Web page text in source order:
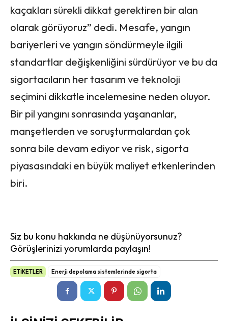
kaçakları sürekli dikkat gerektiren bir alan
olarak görüyoruz” dedi. Mesafe, yangın
bariyerleri ve yangın söndürmeyle ilgili
standartlar değişkenliğini sürdürüyor ve bu da
sigortacıların her tasarım ve teknoloji
seçimini dikkatle incelemesine neden oluyor.
Bir pil yangını sonrasında yaşananlar,
manşetlerden ve soruşturmalardan çok
sonra bile devam ediyor ve risk, sigorta
piyasasındaki en büyük maliyet etkenlerinden
biri.
Siz bu konu hakkında ne düşünüyorsunuz?
Görüşlerinizi yorumlarda paylaşın!
ETİKETLER Enerji depolama sistemlerinde sigorta